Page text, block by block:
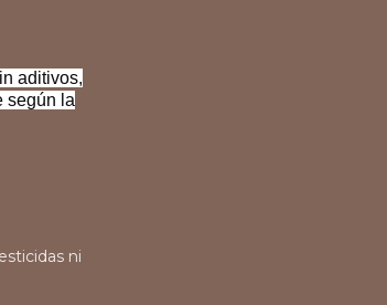
aditivos,
según la
ni